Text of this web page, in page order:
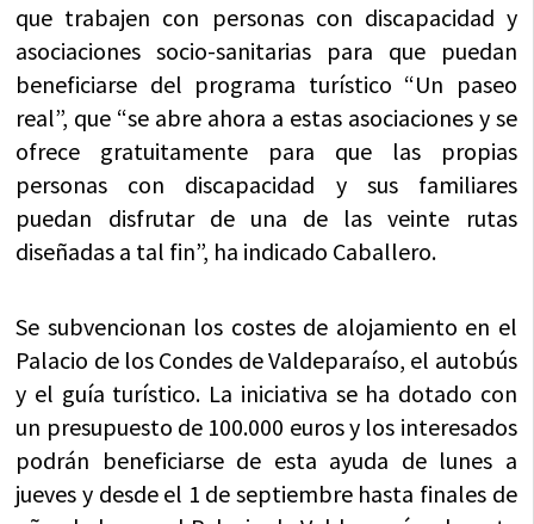
que trabajen con personas con discapacidad y
asociaciones socio-sanitarias para que puedan
beneficiarse del programa turístico “Un paseo
real”, que “se abre ahora a estas asociaciones y se
ofrece gratuitamente para que las propias
personas con discapacidad y sus familiares
puedan disfrutar de una de las veinte rutas
diseñadas a tal fin”, ha indicado Caballero.
Se subvencionan los costes de alojamiento en el
Palacio de los Condes de Valdeparaíso, el autobús
y el guía turístico. La iniciativa se ha dotado con
un presupuesto de 100.000 euros y los interesados
podrán beneficiarse de esta ayuda de lunes a
jueves y desde el 1 de septiembre hasta finales de